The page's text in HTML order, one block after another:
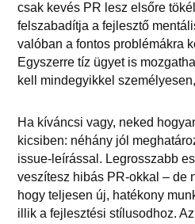
csak kevés PR lesz elsőre
felszabadítja a fejlesztő
valóban a fontos problémákra
Egyszerre tíz ügyet is
kell mindegyikkel
Ha kíváncsi vagy, neked
kicsiben: néhány jól
issue-leírással. Legrosszabb
veszítesz hibás PR-okkal – de
hogy teljesen új, hatékony
illik a fejlesztési stílusodhoz.